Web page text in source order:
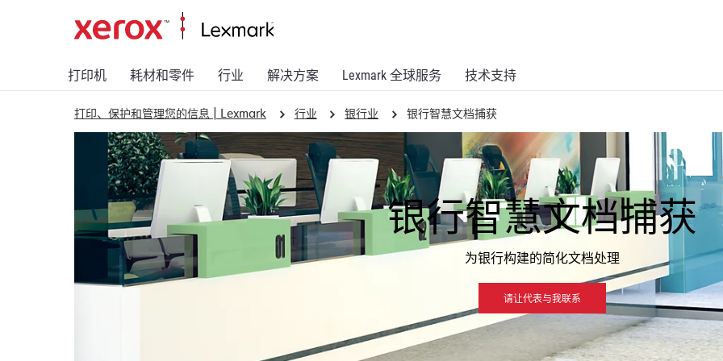
打印机 耗材和零件 行业 解决方案 Lexmark 全球服务 技术支持
打印、保护和管理您的信息 | Lexmark 行业 银行业 银行智慧文档捕获
银行智慧文档捕获
为银行构建的简化文档处理
请让代表与我联系